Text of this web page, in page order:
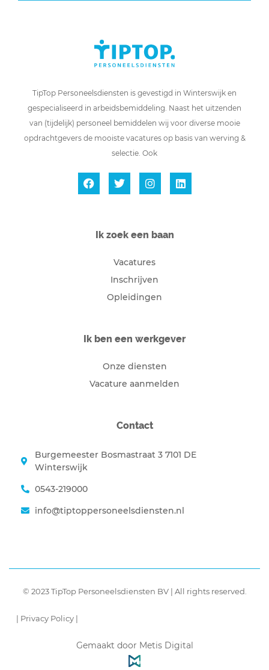
TipTop Personeelsdiensten is gevestigd in Winterswijk en
gespecialiseerd in arbeidsbemiddeling. Naast het uitzenden
van (tijdelijk) personeel bemiddelen wij voor diverse mooie
opdrachtgevers de mooiste vacatures op basis van werving &
selectie. Ook
Ik zoek een baan
Vacatures
Inschrijven
Opleidingen
Ik ben een werkgever
Onze diensten
Vacature aanmelden
Contact
Burgemeester Bosmastraat 3 7101 DE
Winterswijk
0543-219000
info@tiptoppersoneelsdiensten.nl
© 2023 TipTop Personeelsdiensten BV | All rights reserved.
| Privacy Policy |
Gemaakt door Metis Digital